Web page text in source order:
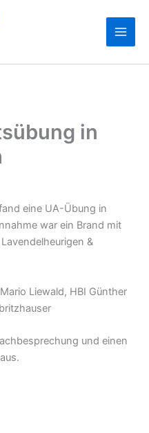
in
eine UA-Übung in
war ein Brand mit
&
Liewald, HBI Günther
und einen